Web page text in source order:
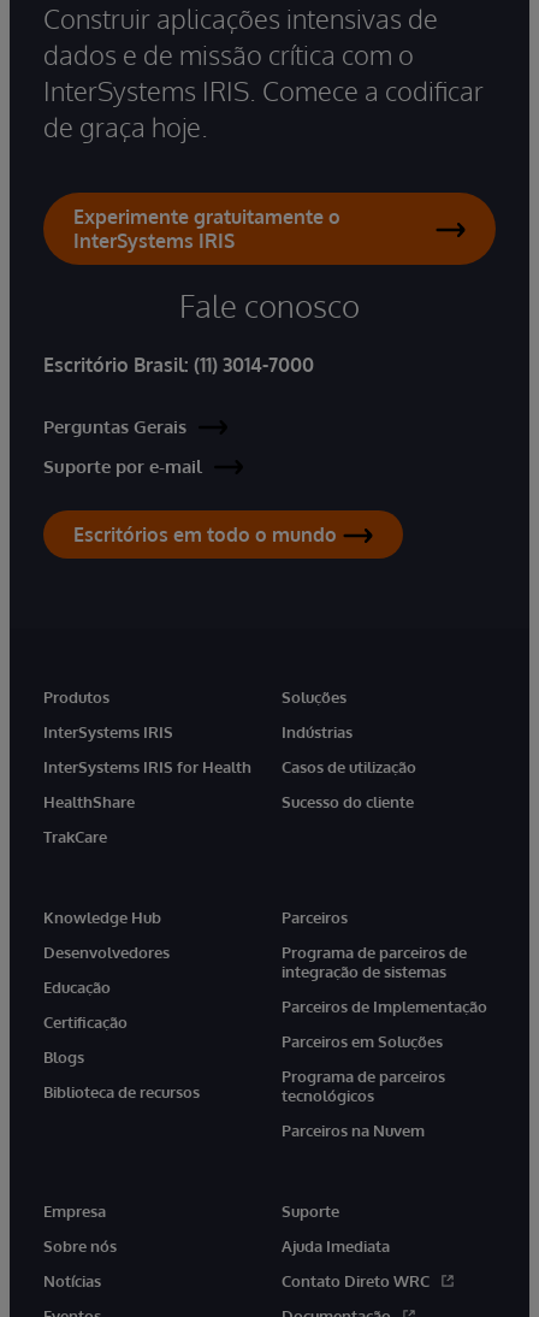
Construir aplicações intensivas de
dados e de missão crítica com o
InterSystems IRIS. Comece a codificar
de graça hoje.
Experimente gratuitamente o
InterSystems IRIS
Fale conosco
Escritório Brasil: (11) 3014-7000
Perguntas Gerais
Suporte por e-mail
Escritórios em todo o mundo
Produtos
InterSystems IRIS
InterSystems IRIS for Health
HealthShare
TrakCare
Soluções
Indústrias
Casos de utilização
Sucesso do cliente
Knowledge Hub
Desenvolvedores
Educação
Certificação
Blogs
Biblioteca de recursos
Parceiros
Programa de parceiros de
integração de sistemas
Parceiros de Implementação
Parceiros em Soluções
Programa de parceiros
tecnológicos
Parceiros na Nuvem
Empresa
Sobre nós
Notícias
Suporte
Ajuda Imediata
Contato Direto WRC